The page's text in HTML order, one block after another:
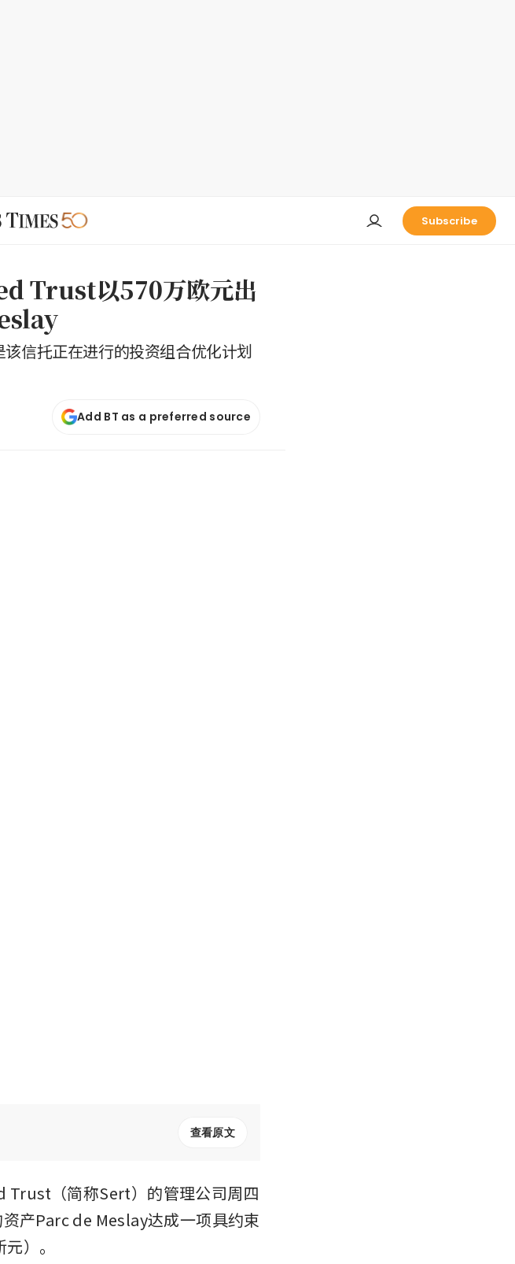
Subscribe
Trust以570万欧元出
信托正在进行的投资组合优化计划
Add BT as a preferred source
查看原文
Trust（简称Sert）的管理公司周四
产Parc de Meslay达成一项具约束
）。